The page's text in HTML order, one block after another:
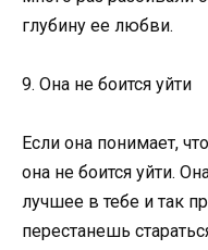
глубину ее любви.
9. Она не боится уйти
Если она понимает,
она не боится уйти.
лучшее в тебе и так
перестанешь